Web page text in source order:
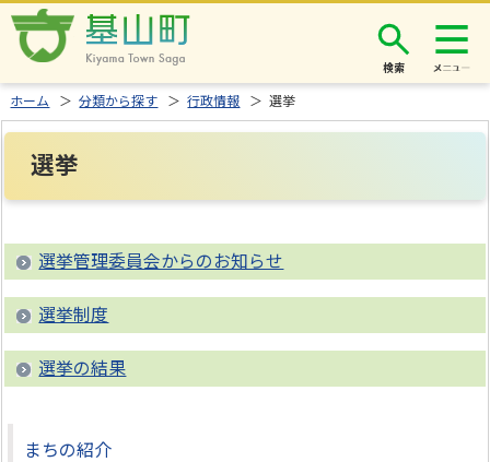
検索
ホーム ＞分類から探す ＞行政情報 ＞ 選挙
選挙
選挙管理委員会からのお知らせ
選挙制度
選挙の結果
まちの紹介